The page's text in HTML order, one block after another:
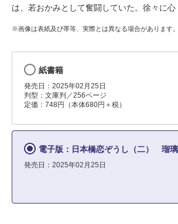
は、若おかみとして奮闘していた。徐々に心
※画像は表紙及び帯等、実際とは異なる場合があります。
紙書籍
発売日：2025年02月25日
判型：文庫判／256ページ
定価：748円（本体680円＋税）
電子版：日本橋恋ぞうし（二） 瑠
発売日：2025年02月25日